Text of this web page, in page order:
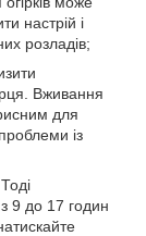
настрій і
розладів;
Вживання
для
із
9 до 17 годин